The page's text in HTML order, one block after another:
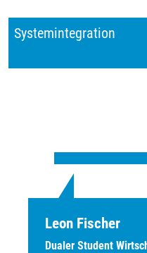
Systemintegration
Leon Fischer
Dualer Student